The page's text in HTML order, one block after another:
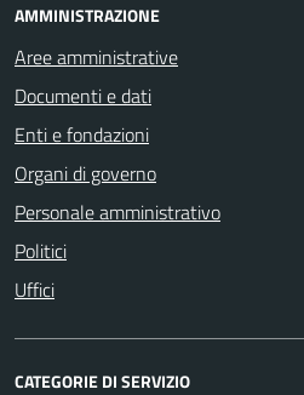
AMMINISTRAZIONE
Aree amministrative
Documenti e dati
Enti e fondazioni
Organi di governo
Personale amministrativo
Politici
Uffici
CATEGORIE DI SERVIZIO